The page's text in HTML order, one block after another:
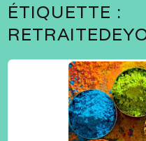
ÉTIQUETTE :